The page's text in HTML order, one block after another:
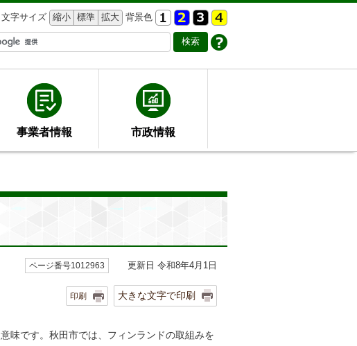
文字サイズ 縮小 標準 拡大 背景色
事業者情報 市政情報
ページ番号1012963 更新日 令和8年4月1日
印刷 大きな文字で印刷
味です。秋田市では、フィンランドの取組みを